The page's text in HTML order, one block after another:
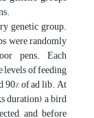
genetic group.
were randomly
pens. Each
levels of feeding
90% of ad lib. At
duration), a bird
and before